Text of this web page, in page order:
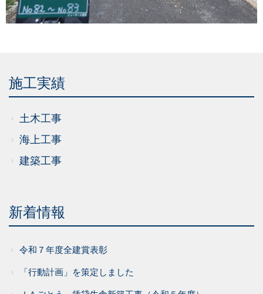
施工実績
土木工事
海上工事
建築工事
新着情報
令和７年度全建賞表彰
「行動計画」を策定しました